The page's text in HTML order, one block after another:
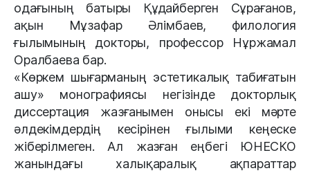
одағының батыры Құдайберген Сұрағанов,
ақын Мұзафар Әлімбаев, филология
ғылымының докторы, профессор Нұржамал
Оралбаева бар.
«Көркем шығарманың эстетикалық табиғатын
ашу» монографиясы негізінде докторлық
диссертация жазғанымен онысы екі мәрте
әлдекімдердің кесірінен ғылыми кеңеске
жіберілмеген. Ал жазған еңбегі ЮНЕСКО
жанындағы халықаралық ақпараттар